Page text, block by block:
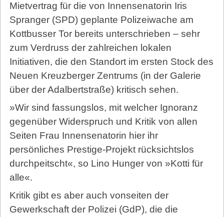
Mietvertrag für die von Innensenatorin Iris
Spranger (SPD) geplante Polizeiwache am
Kottbusser Tor bereits unterschrieben – sehr
zum Verdruss der zahlreichen lokalen
Initiativen, die den Standort im ersten Stock des
Neuen Kreuzberger Zentrums (in der Galerie
über der Adalbertstraße) kritisch sehen.
»Wir sind fassungslos, mit welcher Ignoranz
gegenüber Widerspruch und Kritik von allen
Seiten Frau Innensenatorin hier ihr
persönliches Prestige-Projekt rücksichtslos
durchpeitscht«, so Lino Hunger von »Kotti für
alle«.
Kritik gibt es aber auch vonseiten der
Gewerkschaft der Polizei (GdP), die die